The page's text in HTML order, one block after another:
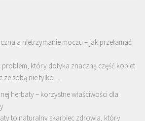
a nietrzymanie moczu – jak przełamać
problem, który dotyka znaczną część kobiet
ze sobą nie tylko …
herbaty – korzystne właściwości dla
to naturalny skarbiec zdrowia, który